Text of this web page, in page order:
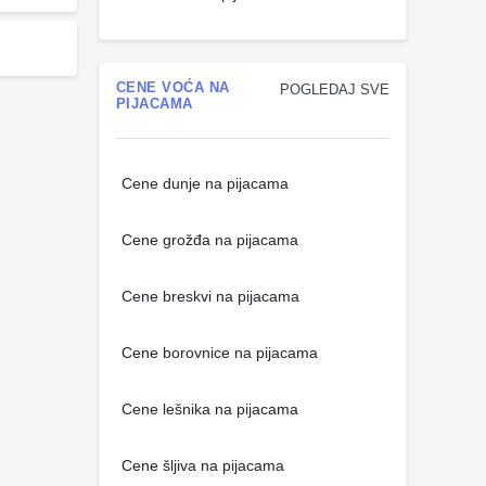
POGLEDAJ SVE
CENE VOĆA NA
PIJACAMA
Cene dunje na pijacama
Cene grožđa na pijacama
Cene breskvi na pijacama
Cene borovnice na pijacama
Cene lešnika na pijacama
Cene šljiva na pijacama